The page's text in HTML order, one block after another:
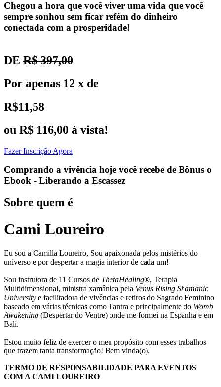
Chegou a hora que você viver uma vida que você
sempre sonhou sem ficar refém do dinheiro
conectada com a prosperidade!
DE R$ 397,00
Por apenas 12 x de
R$11,58
ou R$ 116,00 à vista!
Fazer Inscrição Agora
Comprando a vivência hoje você recebe de Bônus o
Ebook - Liberando a Escassez
Sobre quem é
Cami Loureiro
Eu sou a Camilla Loureiro, Sou apaixonada pelos mistérios do
universo e por despertar a magia interior de cada um!
Sou instrutora de 11 Cursos de ThetaHealing®, Terapia
Multidimensional, ministra xamânica pela Venus Rising Shamanic
University e facilitadora de vivências e retiros do Sagrado Feminino
baseado em várias técnicas como Tantra e principalmente do Womb
Awakening (Despertar do Ventre) onde me formei na Espanha e em
Bali.
Estou muito feliz de exercer o meu propósito com esses trabalhos
que trazem tanta transformação! Bem vinda(o).
TERMO DE RESPONSABILIDADE PARA EVENTOS
COM A CAMI LOUREIRO